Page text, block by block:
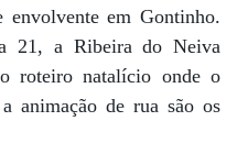
envolvente em Gontinho.
21, a Ribeira do Neiva
roteiro natalício onde o
animação de rua são os